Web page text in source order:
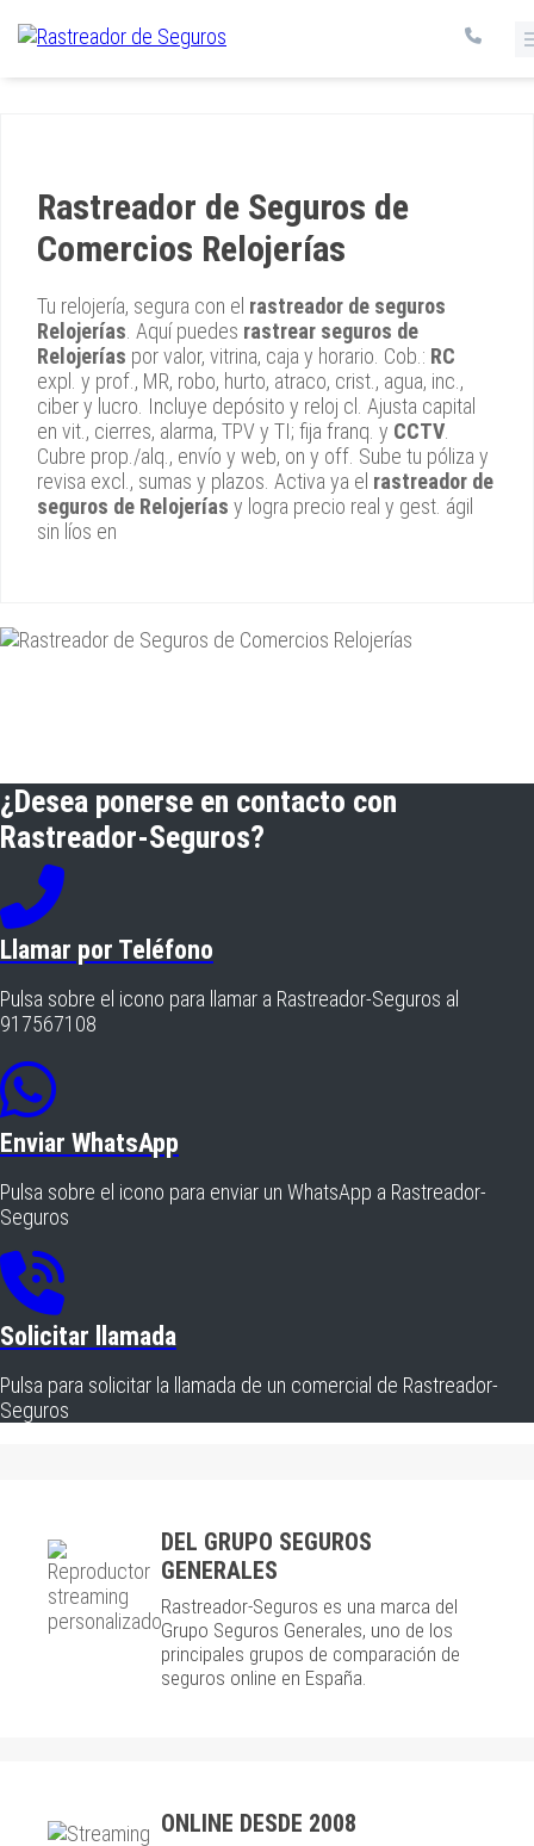
Rastreador de Seguros de
Comercios Relojerías
Tu relojería, segura con el rastreador de seguros
Relojerías . Aquí puedes rastrear seguros de
Relojerías por valor, vitrina, caja y horario. Cob.: RC
expl. y prof., MR, robo, hurto, atraco, crist., agua, inc.,
ciber y lucro. Incluye depósito y reloj cl. Ajusta capital
en vit., cierres, alarma, TPV y TI; fija franq. y CCTV
Cubre prop./alq., envío y web, on y off. Sube tu póliza y
revisa excl., sumas y plazos. Activa ya el rastreador de
seguros de Relojerías y logra precio real y gest. ágil
sin líos en
¿Desea ponerse en contacto con
Rastreador-Seguros?
Llamar por Teléfono
Pulsa sobre el icono para llamar a Rastreador-Seguros al
917567108
Enviar WhatsApp
Pulsa sobre el icono para enviar un WhatsApp a Rastreador-
Seguros
Solicitar llamada
Pulsa para solicitar la llamada de un comercial de Rastreador-
Seguros
DEL GRUPO SEGUROS
GENERALES
Rastreador-Seguros es una marca del
Grupo Seguros Generales, uno de los
principales grupos de comparación de
seguros online en España.
ONLINE DESDE 2008